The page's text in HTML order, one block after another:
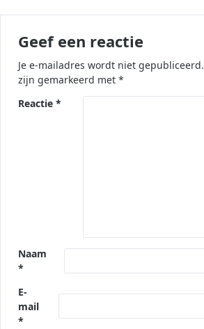
Geef een reactie
Je e-mailadres wordt niet gepubliceerd.
zijn gemarkeerd met *
Reactie *
Naam
*
E-
mail
*